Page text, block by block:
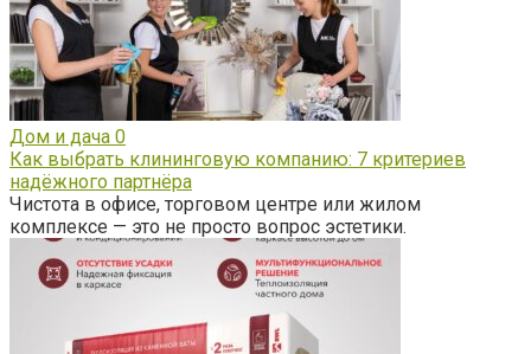
Дом и дача 0
Как выбрать клининговую компанию: 7 критериев
надёжного партнёра
Чистота в офисе, торговом центре или жилом
комплексе — это не просто вопрос эстетики.